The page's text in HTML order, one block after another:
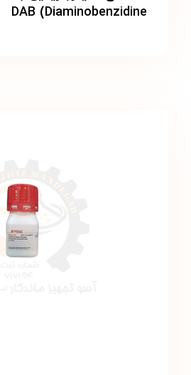
Diaminobenzidine) DAB